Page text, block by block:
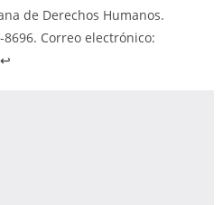
de Derechos Humanos.
Correo electrónico:
↩︎